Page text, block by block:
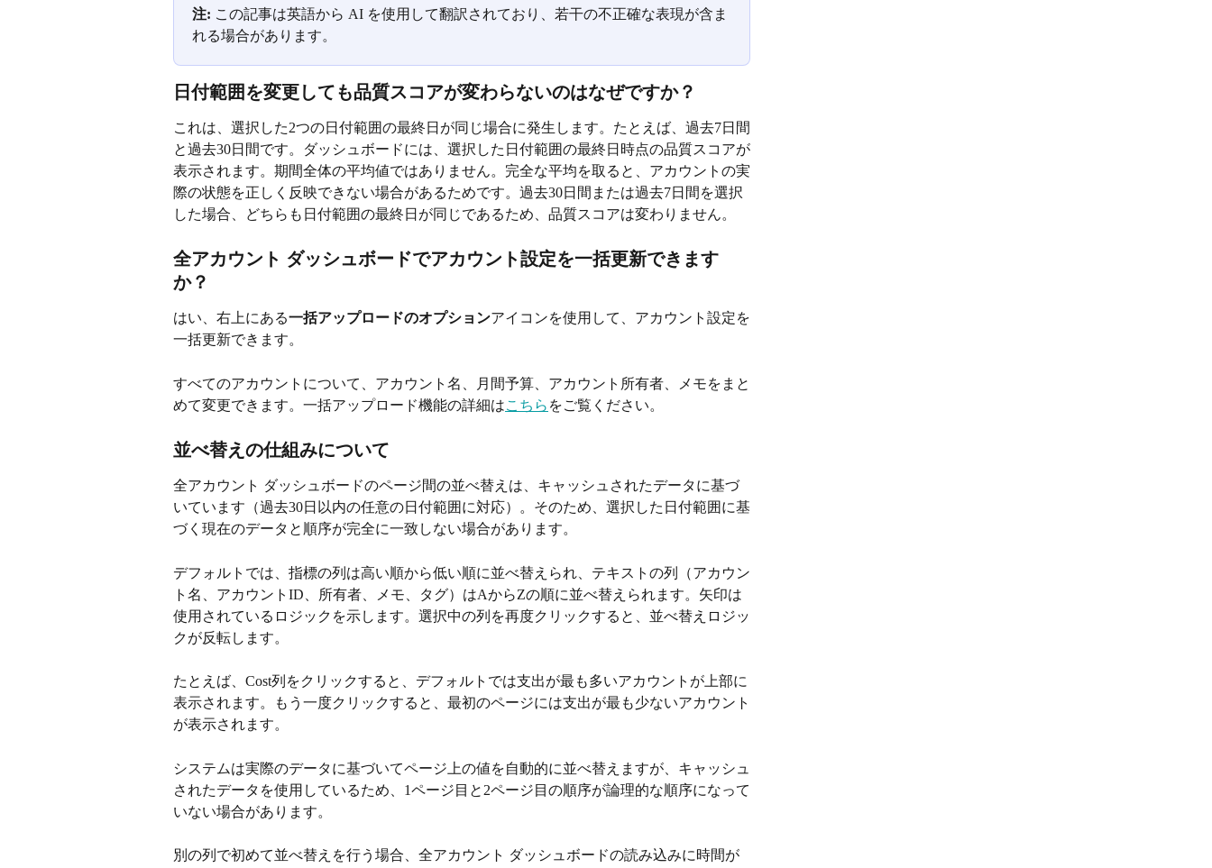
注: この記事は英語から AI を使用して翻訳されており、若干の不正確な表現が含ま
れる場合があります。
日付範囲を変更しても品質スコアが変わらないのはなぜですか？
これは、選択した2つの日付範囲の最終日が同じ場合に発生します。たとえば、過去7日間
と過去30日間です。ダッシュボードには、選択した日付範囲の最終日時点の品質スコアが
表示されます。期間全体の平均値ではありません。完全な平均を取ると、アカウントの実
際の状態を正しく反映できない場合があるためです。過去30日間または過去7日間を選択
した場合、どちらも日付範囲の最終日が同じであるため、品質スコアは変わりません。
全アカウント ダッシュボードでアカウント設定を一括更新できます
か？
はい、右上にある一括アップロードのオプションアイコンを使用して、アカウント設定を
一括更新できます。
すべてのアカウントについて、アカウント名、月間予算、アカウント所有者、メモをまと
めて変更できます。一括アップロード機能の詳細はこちら をご覧ください。
並べ替えの仕組みについて
全アカウント ダッシュボードのページ間の並べ替えは、キャッシュされたデータに基づ
いています（過去30日以内の任意の日付範囲に対応）。そのため、選択した日付範囲に基
づく現在のデータと順序が完全に一致しない場合があります。
デフォルトでは、指標の列は高い順から低い順に並べ替えられ、テキストの列（アカウン
ト名、アカウントID、所有者、メモ、タグ）はAからZの順に並べ替えられます。矢印は
使用されているロジックを示します。選択中の列を再度クリックすると、並べ替えロジッ
クが反転します。
たとえば、Cost列をクリックすると、デフォルトでは支出が最も多いアカウントが上部に
表示されます。もう一度クリックすると、最初のページには支出が最も少ないアカウント
が表示されます。
システムは実際のデータに基づいてページ上の値を自動的に並べ替えますが、キャッシュ
されたデータを使用しているため、1ページ目と2ページ目の順序が論理的な順序になって
いない場合があります。
別の列で初めて並べ替えを行う場合、全アカウント ダッシュボードの読み込みに時間が